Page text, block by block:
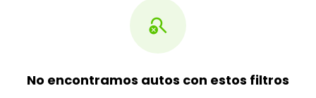
search_off
No encontramos autos con estos filtros